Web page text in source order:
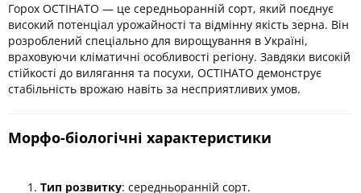
Горох ОСТІНАТО — це середньоранній сорт, який поєднує
високий потенціал урожайності та відмінну якість зерна. Він
розроблений спеціально для вирощування в Україні,
враховуючи кліматичні особливості регіону. Завдяки високій
стійкості до вилягання та посухи, ОСТІНАТО демонструє
стабільність врожаю навіть за несприятливих умов.
Морфо-біологічні характеристики
Тип розвитку: середньоранній сорт.